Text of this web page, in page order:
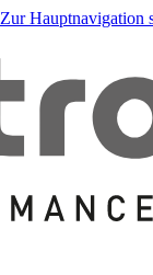
Zur Hauptnavigation